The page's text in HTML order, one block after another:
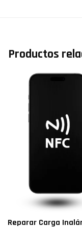
Productos
Reparar Carga